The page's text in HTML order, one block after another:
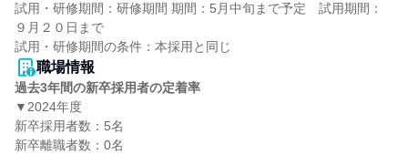
試用・研修期間：研修期間 期間：5月中旬まで予定　試用期間：
９月２０日まで
職場情報
過去3年間の新卒採用者の定着率
▼2024年度
新卒採用者数：5名
新卒離職者数：0名